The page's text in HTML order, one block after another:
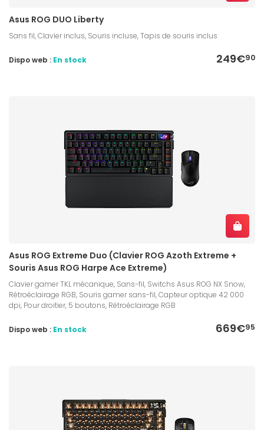
Asus ROG DUO Liberty
Sans fil, Clavier inclus, Souris incluse, Tapis de souris inclus
249€90
Dispo web : En stock
Asus ROG Extreme Duo (Clavier ROG Azoth Extreme +
Souris Asus ROG Harpe Ace Extreme)
Clavier gamer TKL mécanique, Sans-fil, Switchs Asus ROG NX Snow,
Rétroéclairage RGB, Souris gamer sans-fil, Capteur optique 42 000
dpi, Pour droitier, 5 boutons, Rétroéclairage RGB
669€95
Dispo web : En stock